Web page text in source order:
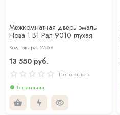
Межкомнатная дверь эмаль
Нова 1 В1 Рал 9010 глухая
Код Товара: 2566
13 550 руб.
Нет отзывов
В наличии